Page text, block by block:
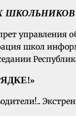
управления
школ